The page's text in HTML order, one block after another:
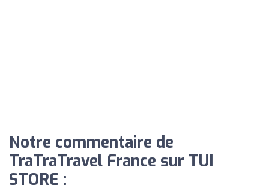
Notre commentaire de
TraTraTravel France sur TUI
STORE :